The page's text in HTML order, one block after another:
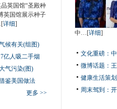
英国馆“圣殿种
英国馆展示种子
详细]
候有关(组图)
亿人吸二手烟
气污染(图)
鉴美国做法
更多 >>
中…[详细]
文化重磅：
微博话题：
健康生活策
周末驾到：